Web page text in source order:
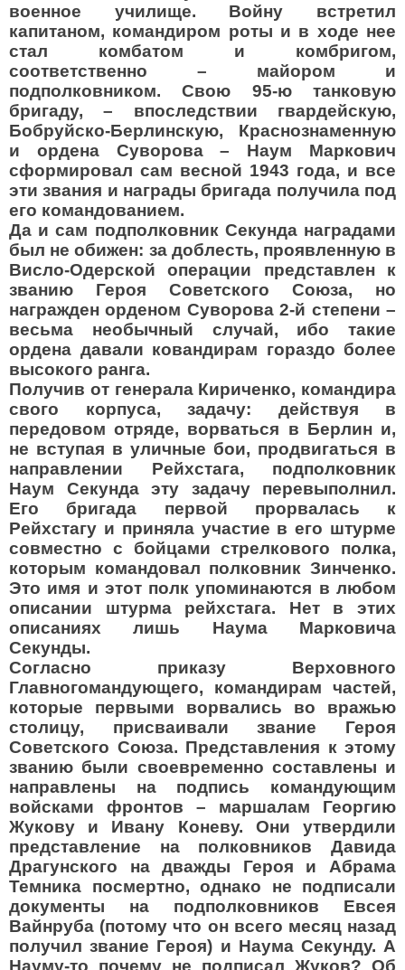
военное училище. Войну встретил
капитаном, командиром роты и в ходе нее
стал комбатом и комбригом,
соответственно – майором и
подполковником. Свою 95-ю танковую
бригаду, – впоследствии гвардейскую,
Бобруйско-Берлинскую, Краснознаменную
и ордена Суворова – Наум Маркович
сформировал сам весной 1943 года, и все
эти звания и награды бригада получила под
его командованием.
Да и сам подполковник Секунда наградами
был не обижен: за доблесть, проявленную в
Висло-Одерской операции представлен к
званию Героя Советского Союза, но
награжден орденом Суворова 2-й степени –
весьма необычный случай, ибо такие
ордена давали ковандирам гораздо более
высокого ранга.
Получив от генерала Кириченко, командира
свого корпуса, задачу: действуя в
передовом отряде, ворваться в Берлин и,
не вступая в уличные бои, продвигаться в
направлении Рейхстага, подполковник
Наум Секунда эту задачу перевыполнил.
Его бригада первой прорвалась к
Рейхстагу и приняла участие в его штурме
совместно с бойцами стрелкового полка,
которым командовал полковник Зинченко.
Это имя и этот полк упоминаются в любом
описании штурма рейхстага. Нет в этих
описаниях лишь Наума Марковича
Секунды.
Согласно приказу Верховного
Главногомандующего, командирам частей,
которые первыми ворвались во вражью
столицу, присваивали звание Героя
Советского Союза. Представления к этому
званию были своевременно составлены и
направлены на подпись командующим
войсками фронтов – маршалам Георгию
Жукову и Ивану Коневу. Они утвердили
представление на полковников Давида
Драгунского на дважды Героя и Абрама
Темника посмертно, однако не подписали
документы на подполковников Евсея
Вайнруба (потому что он всего месяц назад
получил звание Героя) и Наума Секунду. А
Науму-то почему не подписал Жуков? Об